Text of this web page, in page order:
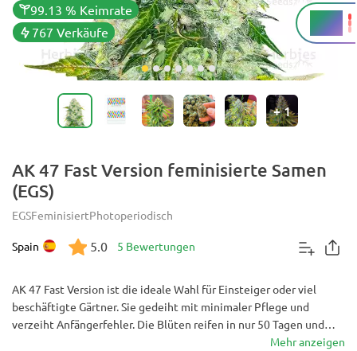
99.13 % Keimrate
767 Verkäufe
24 %
THC
+1
AK 47 Fast Version feminisierte Samen
(EGS)
EGSFeminisiertPhotoperiodisch
Spain 5.0 5 Bewertungen
AK 47 Fast Version ist die ideale Wahl für Einsteiger oder viel
beschäftigte Gärtner. Sie gedeiht mit minimaler Pflege und
verzeiht Anfängerfehler. Die Blüten reifen in nur 50 Tagen und
enthalten einen beachtlichen THC-Gehalt von 24 %. Die Wirkung
Mehr anzeigen